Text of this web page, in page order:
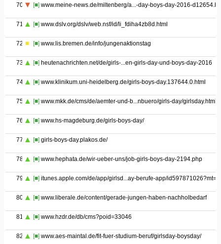
70 [■] www.meine-news.de/miltenberg/a...-day-boys-day-2016-
71 [■] www.dslv.org/dslv/web.nsf/id/li_fdiha4zb8d.html
72 [■] www.lis.bremen.de/info/jungenaktionstag
73 [■] heutenachrichten.net/de/girls-...en-girls-day-und-boys-day-2016
74 [■] www.klinikum.uni-heidelberg.de/girls-boys-day.137644.0.html
75 [■] www.mkk.de/cms/de/aemter-und-b...nbuero/girls-day/girlsday.html
76 [■] www.hs-magdeburg.de/girls-boys-day/
77 [■] girls-boys-day.plakos.de/
78 [■] www.hephata.de/wir-ueber-uns/job-girls-boys-day-2194.php
79 [■] itunes.apple.com/de/app/girlsd...ay-berufe-app/id597871026?mt=8
80 [■] www.liberale.de/content/gerade-jungen-haben-nachholbedarf
81 [■] www.hzdr.de/db/cms?poid=33046
82 [■] www.aes-maintal.de/fit-fuer-studium-beruf/girlsday-boysday/